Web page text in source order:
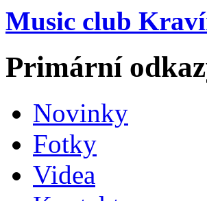
Music club
Primární
Novinky
Fotky
Videa